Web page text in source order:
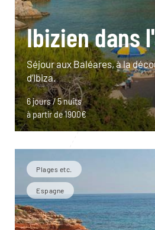
Ibizien dans
Séjour aux Baléares, à la
d’Ibiza.
6 jours / 5 nuits
à partir de 1900€
Plages etc.
Espagne